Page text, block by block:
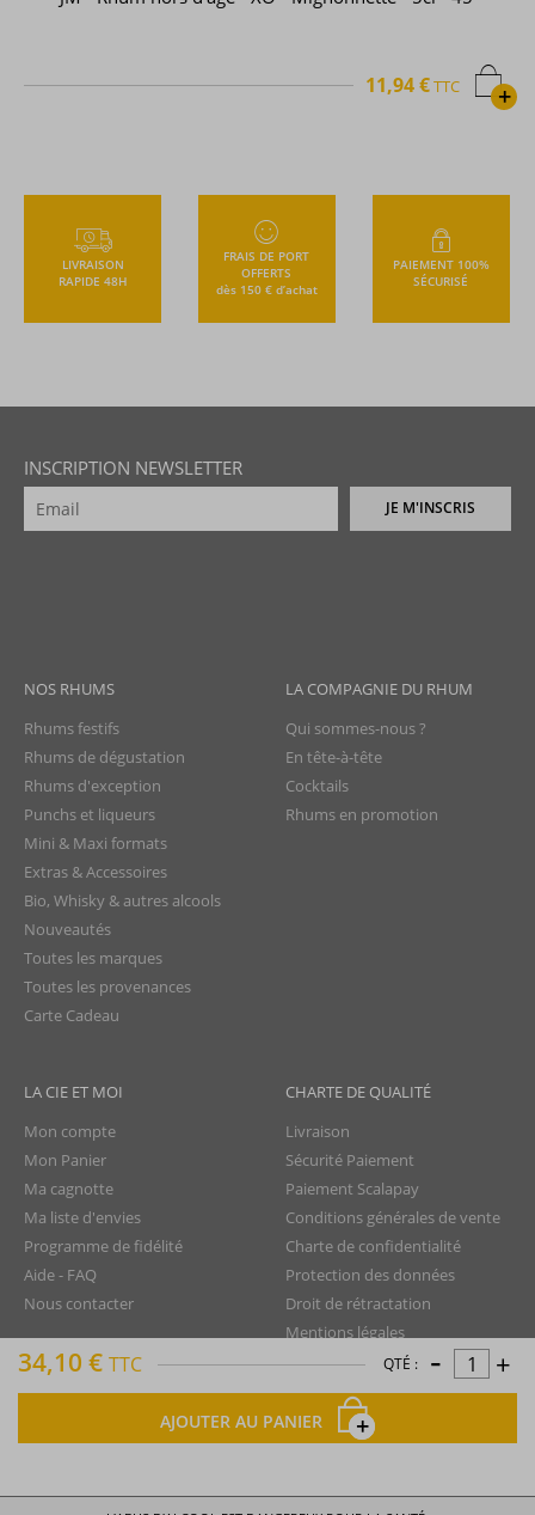
34,10 € TTC QTÉ : - +
AJOUTER AU PANIER
+
11,94 €TTC
LIVRAISON
RAPIDE 48H
FRAIS DE PORT
OFFERTS
dès 150 € d’achat
PAIEMENT 100%
SÉCURISÉ
INSCRIPTION NEWSLETTER
JE M'INSCRIS
NOS RHUMS
Rhums festifs
Rhums de dégustation
Rhums d'exception
Punchs et liqueurs
Mini & Maxi formats
Extras & Accessoires
Bio, Whisky & autres alcools
Nouveautés
Toutes les marques
Toutes les provenances
Carte Cadeau
LA COMPAGNIE DU RHUM
Qui sommes-nous ?
En tête-à-tête
Cocktails
Rhums en promotion
LA CIE ET MOI
Mon compte
Mon Panier
Ma cagnotte
Ma liste d'envies
Programme de fidélité
Aide - FAQ
Nous contacter
CHARTE DE QUALITÉ
Livraison
Sécurité Paiement
Paiement Scalapay
Conditions générales de vente
Charte de confidentialité
Protection des données
Droit de rétractation
Mentions légales
Plan du site